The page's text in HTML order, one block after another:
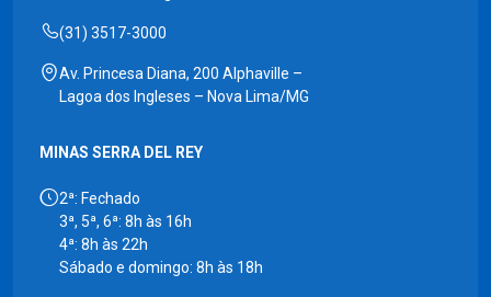
(31) 3517-3000
Av. Princesa Diana, 200 Alphaville –
Lagoa dos Ingleses – Nova Lima/MG
MINAS SERRA DEL REY
2ª: Fechado
3ª, 5ª, 6ª: 8h às 16h
4ª: 8h às 22h
Sábado e domingo: 8h às 18h